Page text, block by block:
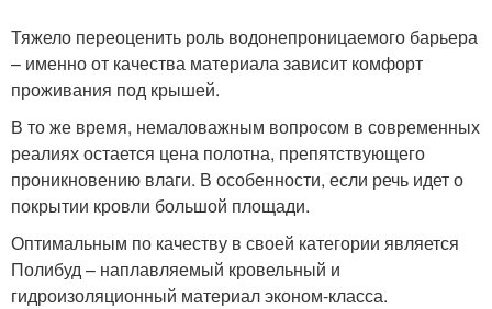
Тяжело переоценить роль водонепроницаемого барьера
– именно от качества материала зависит комфорт
проживания под крышей.
В то же время, немаловажным вопросом в современных
реалиях остается цена полотна, препятствующего
проникновению влаги. В особенности, если речь идет о
покрытии кровли большой площади.
Оптимальным по качеству в своей категории является
Полибуд – наплавляемый кровельный и
гидроизоляционный материал эконом-класса.